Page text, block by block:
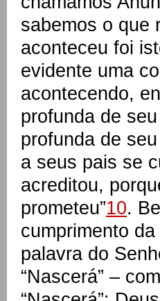
sabemos o que
aconteceu foi
evidente uma
acontecendo,
profunda de
profunda de
a seus pais se
acreditou,
prometeu”10.
cumprimento
palavra do
“Nascerá” –